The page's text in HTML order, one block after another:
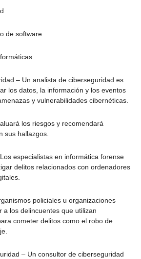
de software
– Un analista de ciberseguridad es
los datos, la información y los eventos
y vulnerabilidades cibernéticas.
los riesgos y recomendará
sus hallazgos.
especialistas en informática forense
delitos relacionados con ordenadores
policiales u organizaciones
a los delincuentes que utilizan
cometer delitos como el robo de
– Un consultor de ciberseguridad